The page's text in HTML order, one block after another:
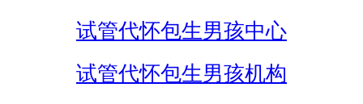
试管代怀包生男孩中心
试管代怀包生男孩机构